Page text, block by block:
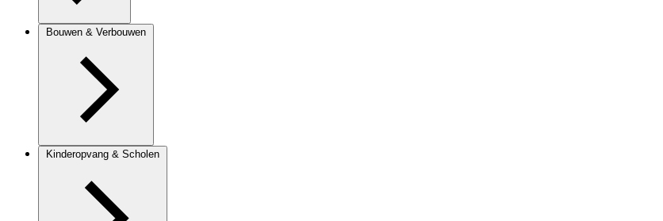
Bouwen & Verbouwen
Kinderopvang & Scholen